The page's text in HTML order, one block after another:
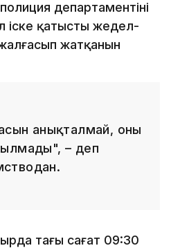
департаментінің
іске қатысты жедел-
жатқанын
анықталмай, оның
– деп
таңғы сағат 09:30